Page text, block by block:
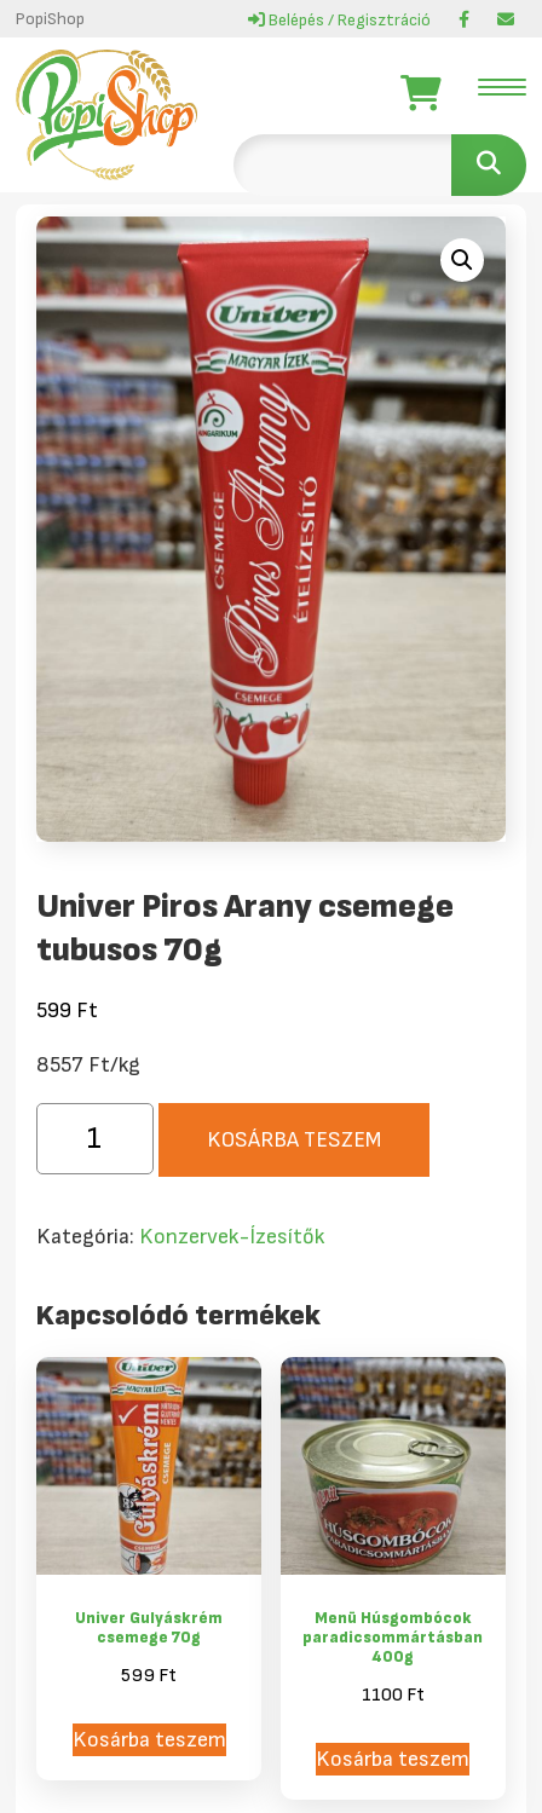
PopiShop Belépés / Regisztráció
Univer Piros Arany csemege
tubusos 70g
599 Ft
8557 Ft/kg
Arany
tubusos
mennyiség
KOSÁRBA TESZEM
Kategória: Konzervek-Ízesítők
Kapcsolódó termékek
Univer Gulyáskrém
csemege 70g
599 Ft
Kosárba teszem
Menü Húsgombócok
paradicsommártásban
400g
1100 Ft
Kosárba teszem